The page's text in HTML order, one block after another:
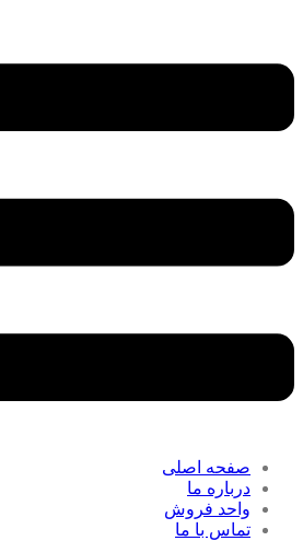
صفحه اصلی
درباره ما
واحد فروش
تماس با ما